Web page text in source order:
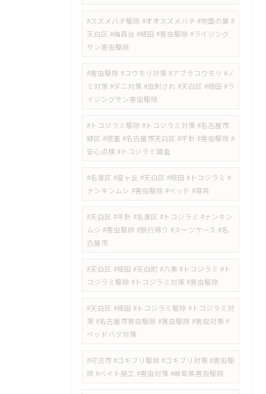
#スズメバチ駆除 #オオスズメバチ #地面の巣 #
天白区 #梅森台 #植田 #害虫駆除 #ライジング
サン害虫駆除
#害虫駆除 #コウモリ対策 #アブラコウモリ #ノ
ミ対策 #ダニ対策 #虫刺され #天白区 #植田 #ラ
イジングサン害虫駆除
#トコジラミ駆除 #トコジラミ対策 #名古屋市
緑区 #徳重 #名古屋市天白区 #平針 #害虫駆除 #
安心点検 #トコジラミ調査
#名東区 #星ヶ丘 #天白区 #植田 #トコジラミ #
ナンキンムシ #害虫駆除 #ベッド #寝具
#天白区 #平針 #名東区 #トコジラミ #ナンキン
ムシ #害虫駆除 #旅行帰り #スーツケース #名
古屋市
#天白区 #植田 #天白町 #八事 #トコジラミ #ト
コジラミ駆除 #トコジラミ対策 #害虫駆除
#天白区 #植田 #トコジラミ駆除 #トコジラミ対
策 #名古屋市害虫駆除 #害虫駆除 #害虫対策 #
ベッドバグ対策
#可児市 #ゴキブリ駆除 #ゴキブリ対策 #害虫駆
除 #ベイト施工 #害虫対策 #岐阜県害虫駆除